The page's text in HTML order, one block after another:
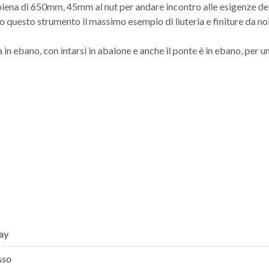
di 650mm, 45mm al nut per andare incontro alle esigenze
strumento il massimo esempio di liuteria e finiture da
ebano, con intarsi in abalone e anche il ponte è in ebano, per